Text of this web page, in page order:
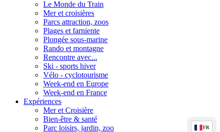
Le Monde du Train
Mer et croisières
Parcs attraction, zoos
Plages et farniente
Plongée sous-marine
Rando et montagne
Rencontre avec...
Ski - sports hiver
Vélo - cyclotourisme
Week-end en Europe
Week-end en France
Expériences
Mer et Croisière
Bien-être & santé
Parc loisirs, jardin, zoo
FR